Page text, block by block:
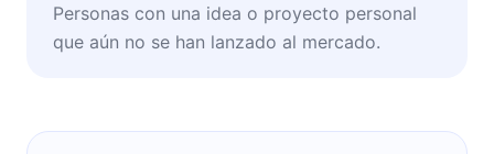
Personas con una idea o proyecto personal
que aún no se han lanzado al mercado.